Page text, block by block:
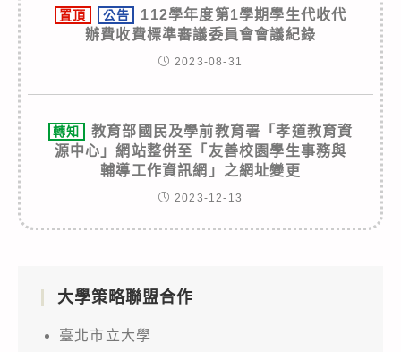
置頂 公告
112學年度第1學期學生代收代
辦費收費標準審議委員會會議紀錄
2023-08-31
轉知
教育部國民及學前教育署「孝道教育資
源中心」網站整併至「友善校園學生事務與
輔導工作資訊網」之網址變更
2023-12-13
大學策略聯盟合作
臺北市立大學